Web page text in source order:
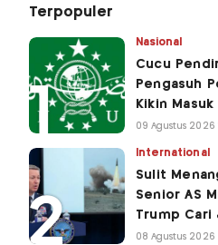
Terpopuler
Nasional
Cucu
Pengasuh
Kikin Masuk
09 Agustus 2026
International
Sulit
Senior AS
Trump Cari
08 Agustus 2026